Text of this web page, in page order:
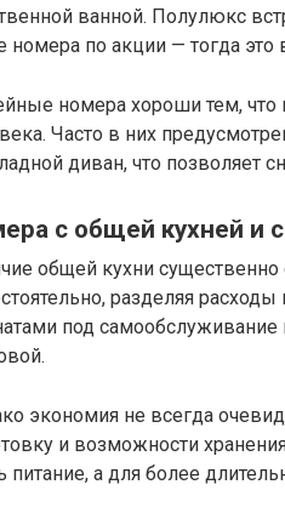
ванной. Полулюкс
номера по акции — тогда это
номера хороши тем, что
Часто в них
диван, что позволяет
с общей кухней и
общей кухни
разделяя
под самообслуживание
экономия не всегда
и возможности
питание, а для более